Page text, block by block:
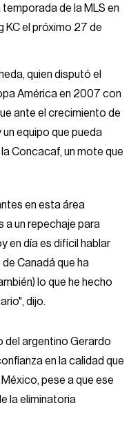
de la MLS en
KC el próximo 27 de
quien disputó el
América en 2007 con
ante el crecimiento de
equipo que pueda
Concacaf, un mote que
en esta área
a un repechaje para
en día es difícil hablar
Canadá que ha
lo que he hecho
dijo.
del argentino Gerardo
en la calidad que
pese a que ese
la eliminatoria